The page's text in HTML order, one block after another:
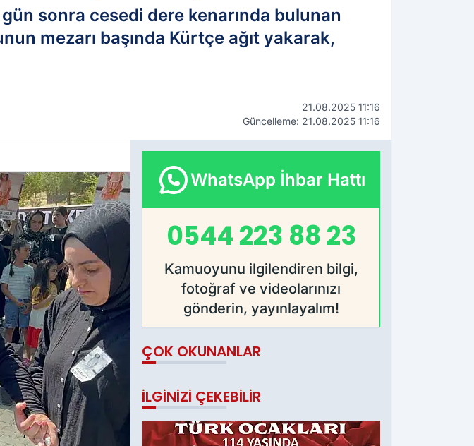
sonra cesedi dere kenarında bulunan
mezarı başında Kürtçe ağıt yakarak,
21.08.2025 11:16
Güncelleme: 21.08.2025 11:16
WhatsApp İhbar Hattı
0544 223 88 23
Kamuoyunu ilgilendiren bilgi,
fotoğraf ve videolarınızı
gönderin, yayınlayalım!
ÇOK OKUNANLAR
İLGINIZI ÇEKEBILIR